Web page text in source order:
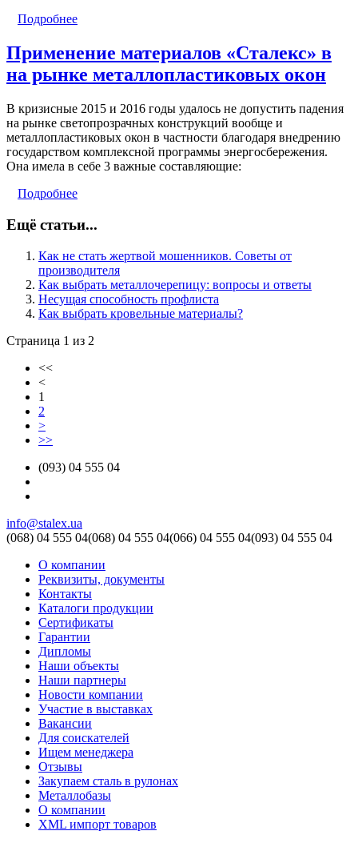
Подробнее
Применение материалов «Сталекс» в
на рынке металлопластиковых окон
В кризисные 2015 и 2016 годы удалось не допустить падения
на рынке светопрозрачных конструкций вообще и
металлопластиковых окон в частности благодаря внедрению
государством комплексной программы энергосбережения.
Она имела в себе 3 важные составляющие:
Подробнее
Ещё статьи...
Как не стать жертвой мошенников. Советы от
производителя
Как выбрать металлочерепицу: вопросы и ответы
Несущая способность профлиста
Как выбрать кровельные материалы?
Страница 1 из 2
<<
<
1
2
>
>>
(093) 04 555 04
info@stalex.ua
(068) 04 555 04(068) 04 555 04(066) 04 555 04(093) 04 555 04
О компании
Реквизиты, документы
Контакты
Каталоги продукции
Сертификаты
Гарантии
Дипломы
Наши объекты
Наши партнеры
Новости компании
Участие в выставках
Вакансии
Для соискателей
Ищем менеджера
Отзывы
Закупаем сталь в рулонах
Металлобазы
О компании
XML импорт товаров